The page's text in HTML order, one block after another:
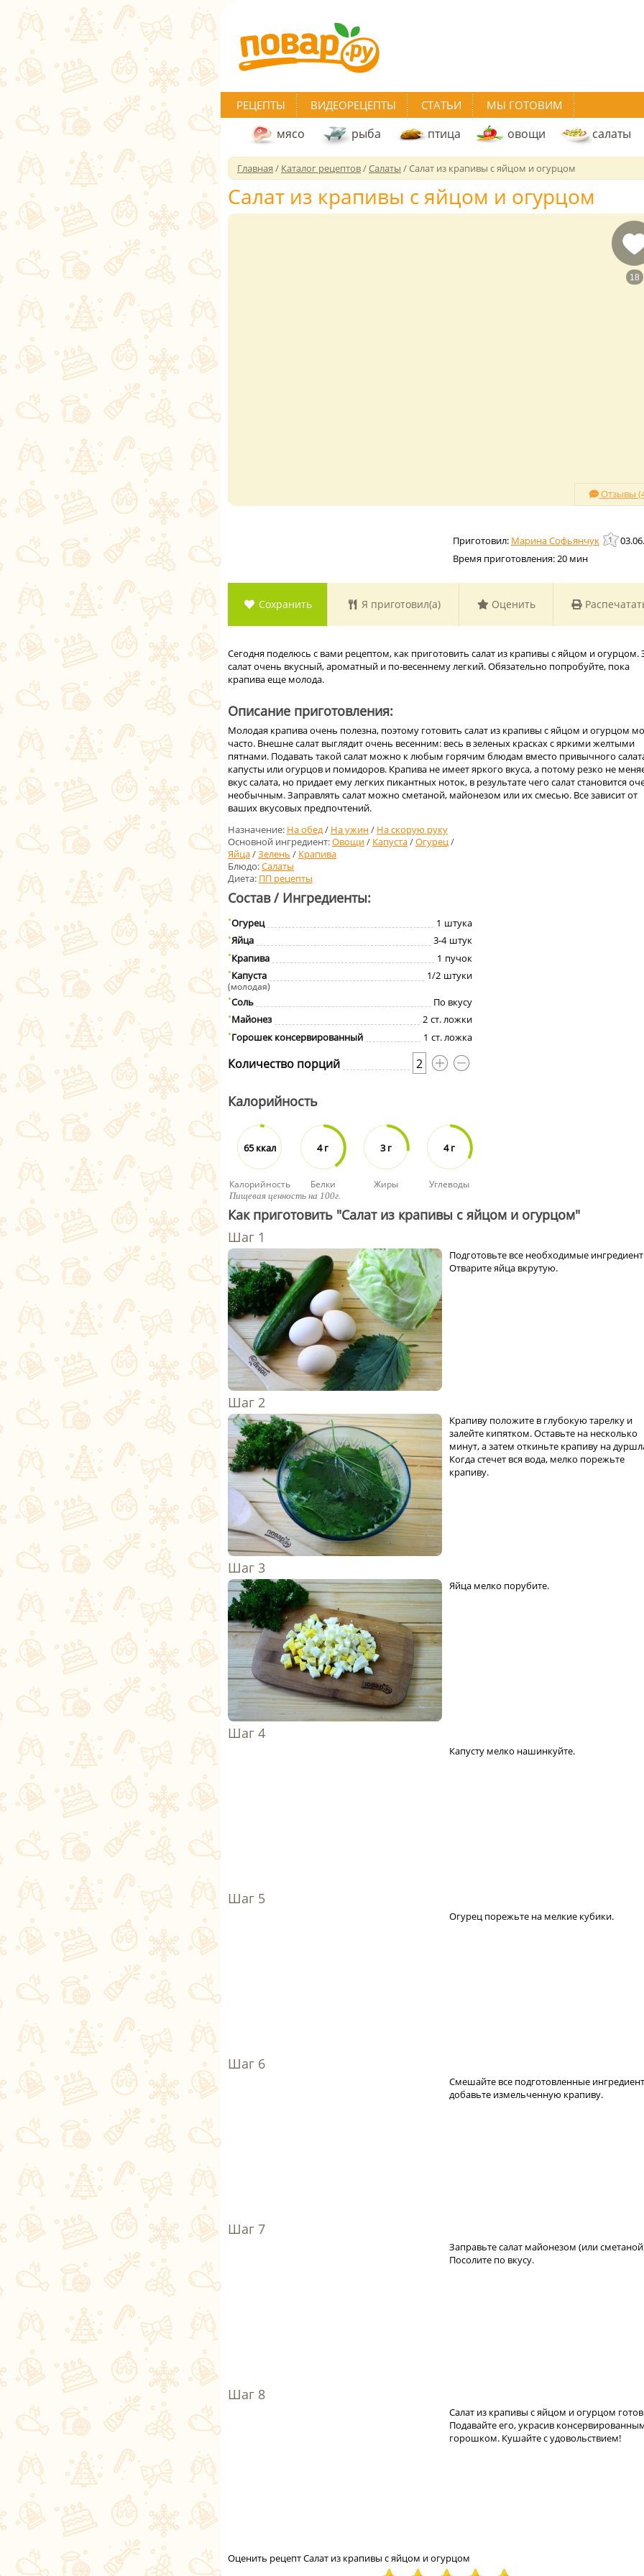
РЕЦЕПТЫ ВИДЕОРЕЦЕПТЫ СТАТЬИ МЫ ГОТОВИМ
мясо рыба птица овощи салаты
Главная / Каталог рецептов/Салаты /Салат из крапивы с яйцом и огурцом
Салат из крапивы с яйцом и огурцом
Отзывы
18
Марина Софьянчук
Время приготовления:20 мин
Сохранить Я приготовил(а) Оценить
Сегодня поделюсь с вами рецептом, как приготовить салат из крапивы с яйцом и огурцом.
салат очень вкусный, ароматный и по-весеннему легкий. Обязательно попробуйте, пока
крапива еще молода.
Описание приготовления:
Молодая крапива очень полезна, поэтому готовить салат из крапивы с яйцом и огурцом
часто. Внешне салат выглядит очень весенним: весь в зеленых красках с яркими желтыми
пятнами. Подавать такой салат можно к любым горячим блюдам вместо привычного
капусты или огурцов и помидоров. Крапива не имеет яркого вкуса, а потому резко не
вкус салата, но придает ему легких пикантных ноток, в результате чего салат становится
необычным. Заправлять салат можно сметаной, майонезом или их смесью. Все зависит от
ваших вкусовых предпочтений.
Назначение: На обед/ На ужин/ На скорую руку
Основной ингредиент:Овощи/ Капуста/Огурец/
Яйца/Зелень / Крапива
Блюдо:Салаты
Диета: ПП рецепты
Состав / Ингредиенты:
Огурец 1 штука
Яйца
3-4 штук
Крапива
1 пучок
Капуста
1/2 штуки
(молодая)
Соль
По вкусу
Майонез
2 ст. ложки
Горошек консервированный
1 ст. ложка
Количество порций 2
Калорийность
65 ккал
Калорийность
4 г
Белки
3 г
Жиры
4 г
Углеводы
Пищевая ценность на 100г.
Как приготовить "Салат из крапивы с яйцом и огурцом"
Подготовьте все необходимые
Отварите яйца вкрутую.
Крапиву положите в глубокую тарелку и
залейте кипятком. Оставьте на несколько
минут, а затем откиньте крапиву на
Когда стечет вся вода, мелко порежьте
крапиву.
Яйца мелко порубите.
Капусту мелко нашинкуйте.
Огурец порежьте на мелкие кубики.
Смешайте все подготовленные
добавьте измельченную крапиву.
Заправьте салат майонезом (или
Посолите по вкусу.
Салат из крапивы с яйцом и огурцом
Подавайте его, украсив
горошком. Кушайте с удовольствием!
Оценить рецепт Салат из крапивы с яйцом и огурцом